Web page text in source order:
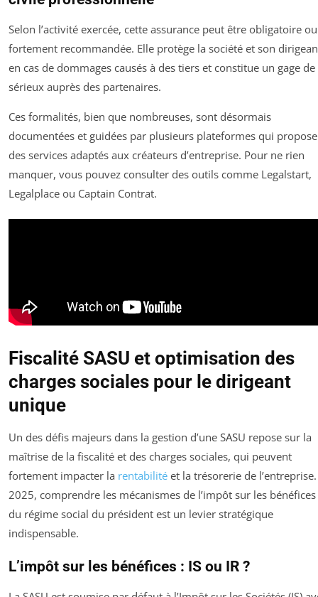
Selon l’activité exercée, cette assurance peut être obligatoire ou
fortement recommandée. Elle protège la société et son
en cas de dommages causés à des tiers et constitue un gage de
sérieux auprès des partenaires.
Ces formalités, bien que nombreuses, sont désormais
documentées et guidées par plusieurs plateformes qui
des services adaptés aux créateurs d’entreprise. Pour ne rien
manquer, vous pouvez consulter des outils comme Legalstart,
Legalplace ou Captain Contrat.
Fiscalité SASU et optimisation des
charges sociales pour le dirigeant
unique
Un des défis majeurs dans la gestion d’une SASU repose sur la
maîtrise de la fiscalité et des charges sociales, qui peuvent
fortement impacter la rentabilité et la trésorerie de l’entreprise.
2025, comprendre les mécanismes de l’impôt sur les
du régime social du président est un levier stratégique
indispensable.
L’impôt sur les bénéfices : IS ou IR ?